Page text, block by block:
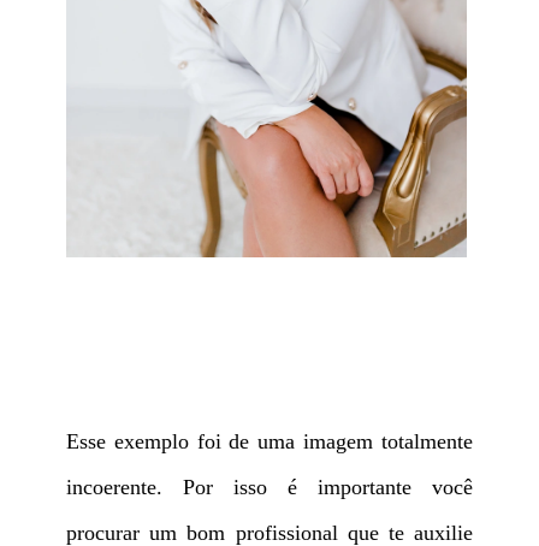
Esse exemplo foi de uma imagem totalmente
incoerente. Por isso é importante você
procurar um bom profissional que te auxilie